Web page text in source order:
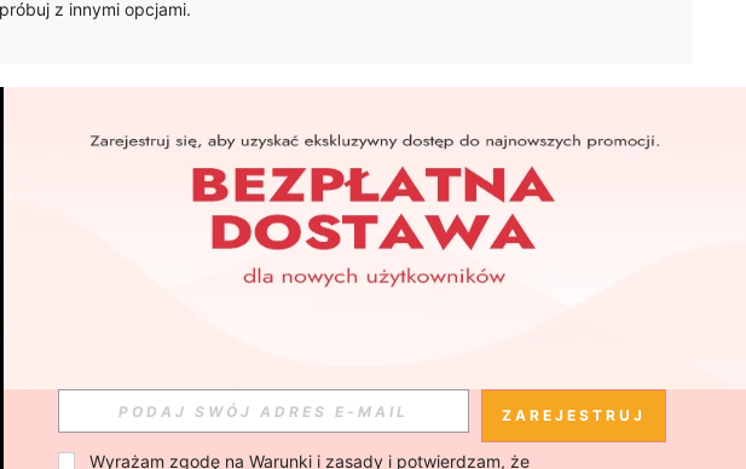
z innymi opcjami.
NA APLIKACJA
PO CODZIENNĄ DAWKĘ SHEIN
ZAREJESTRUJ
Wyrażam zgodę na Warunki i zasady i potwierdzam, że